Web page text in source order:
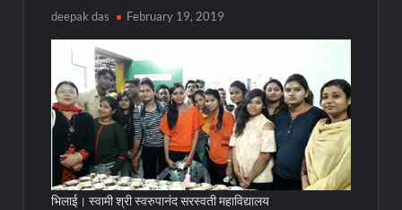
deepak das February 19, 2019
भिलाई। स्वामी श्री स्वरुपानंद सरस्वती महाविद्यालय